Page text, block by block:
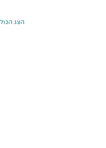
הצג הכול